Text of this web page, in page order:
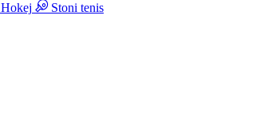
Hokej
Stoni tenis